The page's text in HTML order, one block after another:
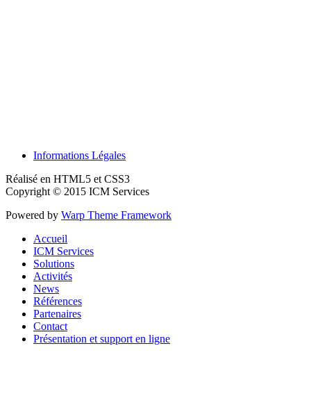
Informations Légales
Réalisé en HTML5 et CSS3
Copyright © 2015 ICM Services
Powered by Warp Theme Framework
Accueil
ICM Services
Solutions
Activités
News
Références
Partenaires
Contact
Présentation et support en ligne